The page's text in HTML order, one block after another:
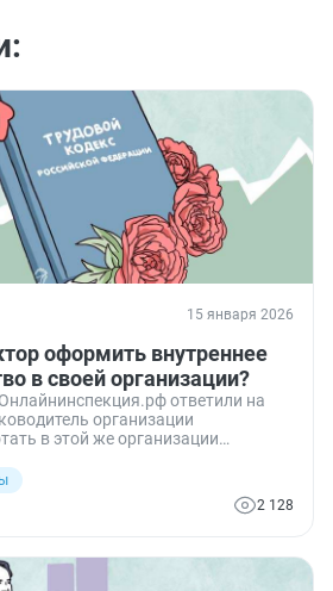
15 января 2026
оформить внутреннее
в своей организации?
ответили на
организации
в этой же организации
договор и приказ.
2 128